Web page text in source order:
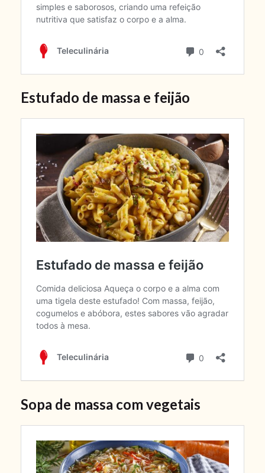
Estufado de massa e feijão
Sopa de massa com vegetais